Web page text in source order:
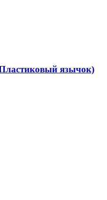
язычок)